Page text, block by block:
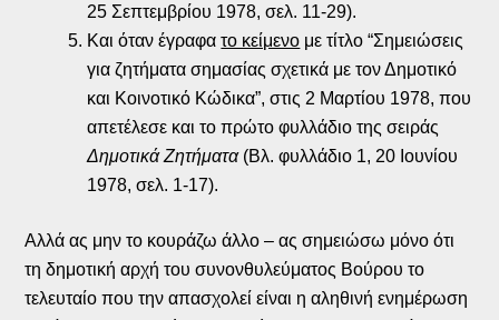
25 Σεπτεμβρίου 1978, σελ. 11-29).
Και όταν έγραφατο κείμενο με τίτλο “Σημειώσεις
για ζητήματα σημασίας σχετικά με τον Δημοτικό
και Κοινοτικό Κώδικα”, στις 2 Μαρτίου 1978, που
απετέλεσε και το πρώτο φυλλάδιο της σειράς
Δημοτικά Ζητήματα(Βλ. φυλλάδιο 1, 20 Ιουνίου
1978, σελ. 1-17).
Αλλά ας μην το κουράζω άλλο – ας σημειώσω μόνο ότι
τη δημοτική αρχή του συνονθυλεύματος Βούρου το
τελευταίο που την απασχολεί είναι η αληθινή ενημέρωση